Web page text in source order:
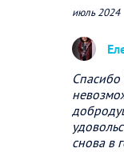
июль 2024
Спасибо
снова в